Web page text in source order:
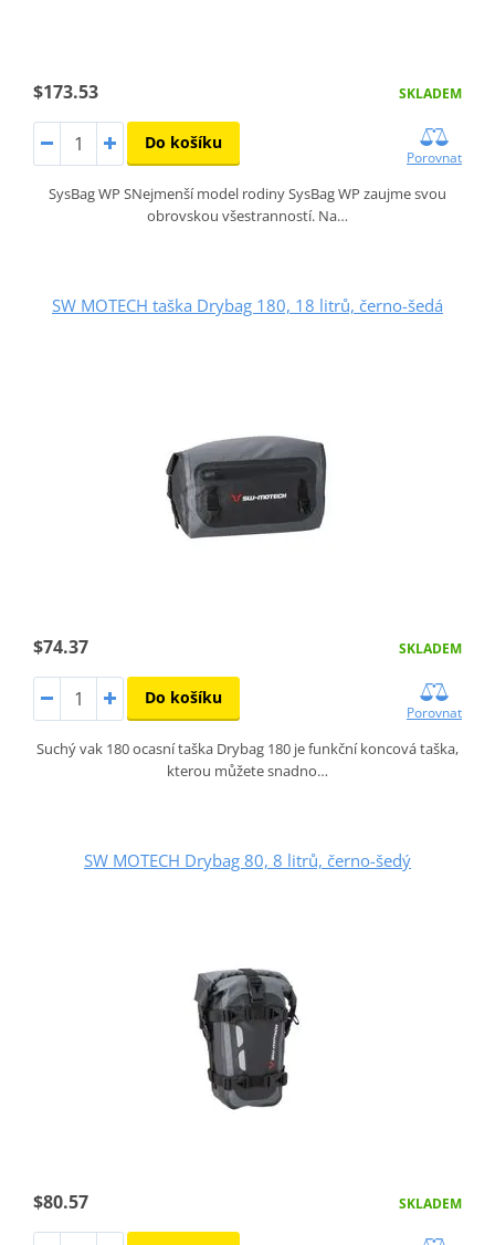
$173.53 SKLADEM
Do košíku
Porovnat
SysBag WP SNejmenší model rodiny SysBag WP zaujme svou
obrovskou všestranností. Na…
SW MOTECH taška Drybag 180, 18 litrů, černo-šedá
$74.37 SKLADEM
Do košíku
Porovnat
Suchý vak 180 ocasní taška Drybag 180 je funkční koncová taška,
kterou můžete snadno…
SW MOTECH Drybag 80, 8 litrů, černo-šedý
$80.57 SKLADEM